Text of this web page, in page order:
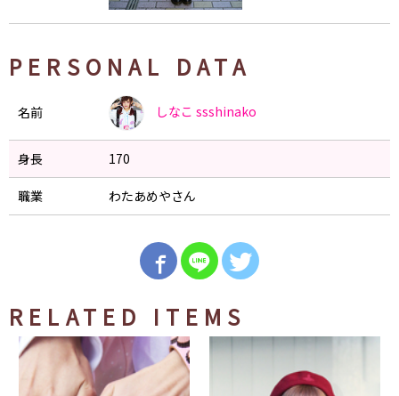
PERSONAL DATA
名前 しなこ ssshinako
身長 170
職業 わたあめやさん
RELATED ITEMS